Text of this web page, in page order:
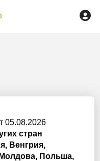
05.08.2026
стран
Венгрия,
Молдова, Польша,